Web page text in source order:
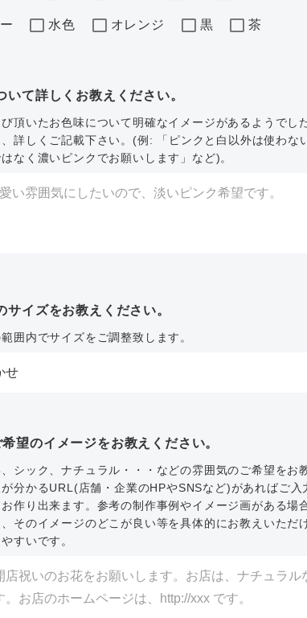
水色 オレンジ 黒 茶
いて詳しくお教えください。
び頂いたお色味について明確なイメージがあるようでし
詳しくご記載下さい。(例: 「ピンクと白以外は使わな
なく濃いピンクでお願いします」など)。
サイズをお教えください。
囲内でサイズをご調整致します。
希望のイメージをお教えください。
シック、ナチュラル・・・などの雰囲気のご希望をお
分かるURL(店舗・企業のHPやSNSなど)があればご入
作り出来ます。参考の制作事例やイメージ画がある場
そのイメージのどこが良い等を具体的にお教えいただ
すいです。